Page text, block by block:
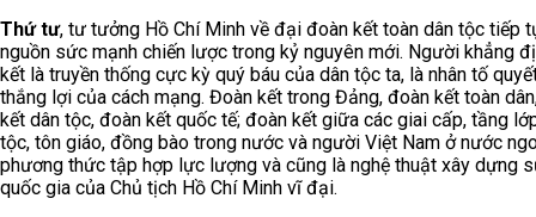
Thứ tư, tư tưởng Hồ Chí Minh về đại đoàn kết toàn dân tộc tiếp
nguồn sức mạnh chiến lược trong kỷ nguyên mới. Người khẳng
kết là truyền thống cực kỳ quý báu của dân tộc ta, là nhân tố
thắng lợi của cách mạng. Đoàn kết trong Đảng, đoàn kết toàn
kết dân tộc, đoàn kết quốc tế; đoàn kết giữa các giai cấp, tầng
tộc, tôn giáo, đồng bào trong nước và người Việt Nam ở nước
phương thức tập hợp lực lượng và cũng là nghệ thuật xây dựng
quốc gia của Chủ tịch Hồ Chí Minh vĩ đại.